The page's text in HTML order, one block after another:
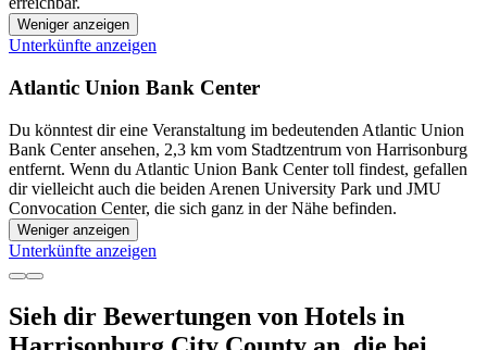
Weniger anzeigen
Unterkünfte anzeigen
Atlantic Union Bank Center
Du könntest dir eine Veranstaltung im bedeutenden Atlantic Union
Bank Center ansehen, 2,3 km vom Stadtzentrum von Harrisonburg
entfernt. Wenn du Atlantic Union Bank Center toll findest, gefallen
dir vielleicht auch die beiden Arenen University Park und JMU
Convocation Center, die sich ganz in der Nähe befinden.
Weniger anzeigen
Unterkünfte anzeigen
Sieh dir Bewertungen von Hotels in